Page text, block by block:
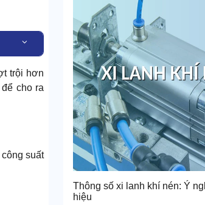
trội hơn
cho ra
suất
Thông số xi lanh khí nén: Ý
hiệu